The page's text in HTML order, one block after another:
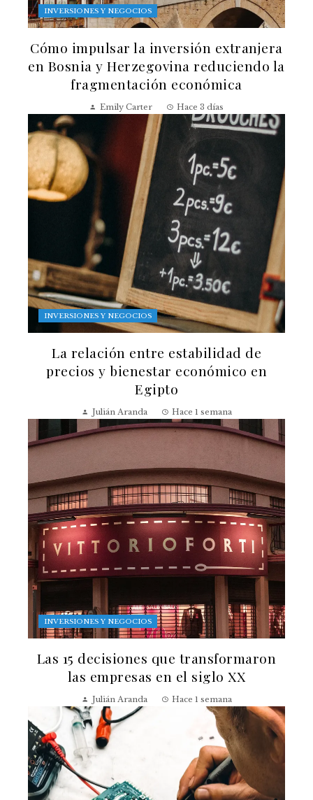
INVERSIONES Y NEGOCIOS
Cómo impulsar la inversión extranjera
en Bosnia y Herzegovina reduciendo la
fragmentación económica
Emily Carter Hace 3 días
INVERSIONES Y NEGOCIOS
La relación entre estabilidad de
precios y bienestar económico en
Egipto
Julián Aranda Hace 1 semana
INVERSIONES Y NEGOCIOS
Las 15 decisiones que transformaron
las empresas en el siglo XX
Julián Aranda Hace 1 semana